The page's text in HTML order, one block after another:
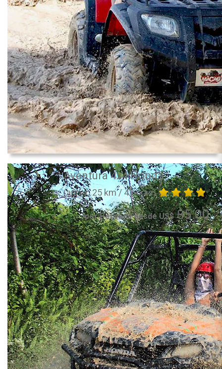
Aventura 4x4 Honda
(aprox. 25 km / 4 horas)
por Persona desde US$85.00